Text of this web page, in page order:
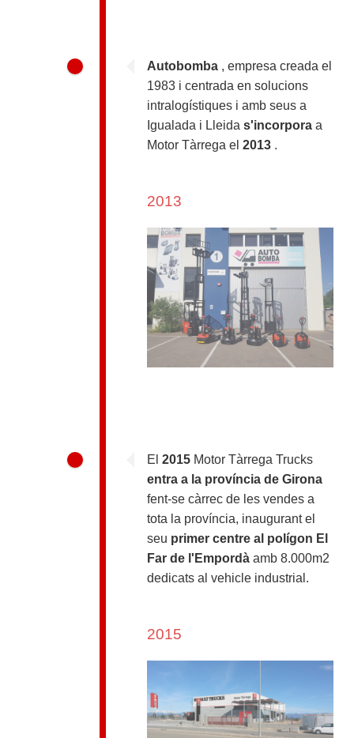
Autobomba , empresa creada el
1983 i centrada en solucions
intralogístiques i amb seus a
Igualada i Lleidas'incorpora a
Motor Tàrrega el2013 .
2013
El2015 Motor Tàrrega Trucks
entra a la província de Girona
fent-se càrrec de les vendes a
tota la província, inaugurant el
seu primer centre al polígon El
Far de l'Empordà amb 8.000m2
dedicats al vehicle industrial.
2015